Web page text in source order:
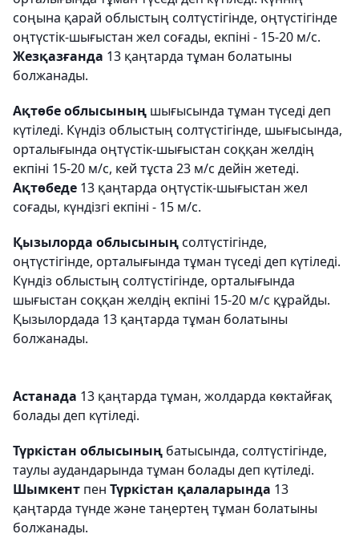
соңына қарай облыстың солтүстігінде, оңтүстігінде
оңтүстік-шығыстан жел соғады, екпіні - 15-20 м/с.
Жезқазғанда 13 қаңтарда тұман болатыны
болжанады.
Ақтөбе облысының шығысында тұман түседі деп
күтіледі. Күндіз облыстың солтүстігінде, шығысында,
орталығында оңтүстік-шығыстан соққан желдің
екпіні 15-20 м/с, кей тұста 23 м/с дейін жетеді.
Ақтөбеде 13 қаңтарда оңтүстік-шығыстан жел
соғады, күндізгі екпіні - 15 м/с.
Қызылорда облысыныңсолтүстігінде,
оңтүстігінде, орталығында тұман түседі деп күтіледі.
Күндіз облыстың солтүстігінде, орталығында
шығыстан соққан желдің екпіні 15-20 м/с құрайды.
Қызылордада 13 қаңтарда тұман болатыны
болжанады.
Астанада 13 қаңтарда тұман, жолдарда көктайғақ
болады деп күтіледі.
Түркістан облысының батысында, солтүстігінде,
таулы аудандарында тұман болады деп күтіледі.
Шымкент пен Түркістан қалаларында 13
қаңтарда түнде және таңертең тұман болатыны
болжанады.